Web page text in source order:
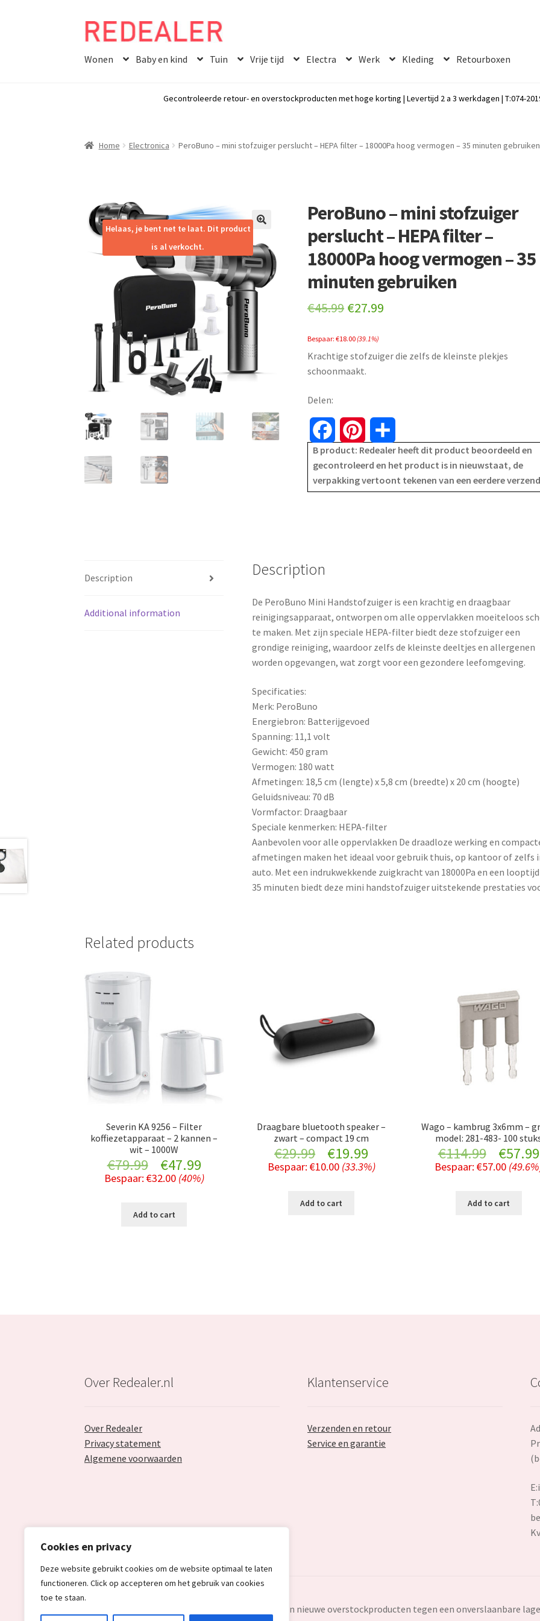
Cookies en privacy
Deze website gebruikt cookies om de website optimaal te laten
functioneren. Click op accepteren om het gebruik van cookies
toe te staan.
Skip
navigation
Skip
content
Wonen Baby en kind Tuin Vrije tijd Electra Werk Kleding Retourboxen
Gecontroleerde retour- en overstockproducten met hoge korting | Levertijd 2 a 3 werkdagen | T:074-
Home Electronica PeroBuno – mini stofzuiger perslucht – HEPA filter – 18000Pa hoog vermogen – 35 minuten gebruiken
Helaas, je bent net te laat. Dit product
is al verkocht.
PeroBuno – mini stofzuiger
perslucht – HEPA filter –
18000Pa hoog vermogen – 35
minuten gebruiken
€45.99 Original
was:
€45.99.
€27.99
is:
Bespaar:€18.00(39.1%)
Krachtige stofzuiger die zelfs de kleinste plekjes
schoonmaakt.
Delen:
a
c
k
i
n
s
t
h
a
B product: Redealer heeft dit product beoordeeld en
gecontroleerd en het product is in nieuwstaat, de
verpakking vertoont tekenen van een eerdere
Description
Additional information
Description
De PeroBuno Mini Handstofzuiger is een krachtig en draagbaar
reinigingsapparaat, ontworpen om alle oppervlakken moeiteloos
te maken. Met zijn speciale HEPA-filter biedt deze stofzuiger een
grondige reiniging, waardoor zelfs de kleinste deeltjes en allergenen
worden opgevangen, wat zorgt voor een gezondere leefomgeving.
Specificaties:
Merk: PeroBuno
Energiebron: Batterijgevoed
Spanning: 11,1 volt
Gewicht: 450 gram
Vermogen: 180 watt
Afmetingen: 18,5 cm (lengte) x 5,8 cm (breedte) x 20 cm (hoogte)
Geluidsniveau: 70 dB
Vormfactor: Draagbaar
Speciale kenmerken: HEPA-filter
Aanbevolen voor alle oppervlakken De draadloze werking en
afmetingen maken het ideaal voor gebruik thuis, op kantoor of zelfs
auto. Met een indrukwekkende zuigkracht van 18000Pa en een
35 minuten biedt deze mini handstofzuiger uitstekende prestaties
Related products
Severin KA 9256 – Filter
koffiezetapparaat – 2 kannen –
wit – 1000W
€79.99
Original
price
was:
€47.99Current
price
Bespaar: €32.00 (40%)
Add to cart
Draagbare bluetooth speaker –
zwart – compact 19 cm
€29.99
Original
price
was:
€19.99
price
Bespaar: €10.00 (33.3%)
Add to cart
Wago – kambrug 3x6mm –
model: 281-483- 100
€114.99
price
was:
€57.99
Bespaar:€57.00
Add to cart
Over Redealer.nl
Over Redealer
Privacy statement
Algemene voorwaarden
Klantenservice
Verzenden en retour
Service en garantie
E:
© Redealer.nl | Gecontroleerde retourproducten en nieuwe overstockproducten tegen een onverslaanbare